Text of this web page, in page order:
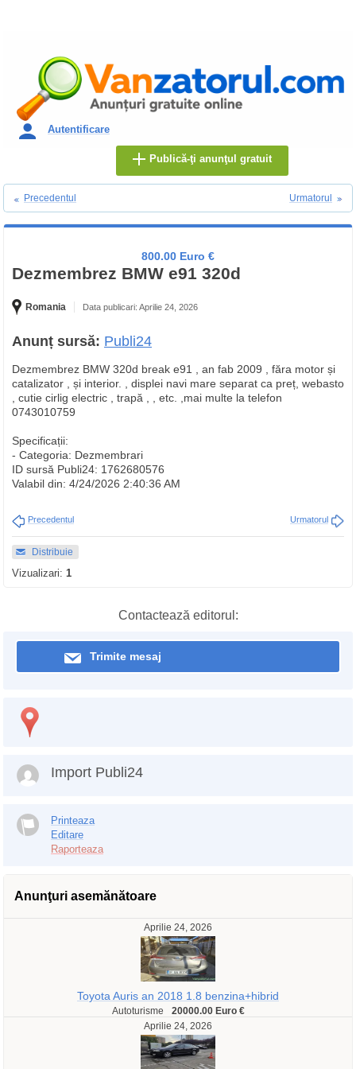
Autentificare
Publică-ţi anunţul gratuit
Precedentul Urmatorul
800.00 Euro €
Dezmembrez BMW e91 320d
Romania Data publicari: Aprilie 24, 2026
Anunț sursă: Publi24
Dezmembrez BMW 320d break e91 , an fab 2009 , făra motor și
catalizator , și interior. , displei navi mare separat ca preț, webasto
, cutie cirlig electric , trapă , , etc. ,mai multe la telefon
0743010759
Specificații:
- Categoria: Dezmembrari
ID sursă Publi24: 1762680576
Valabil din: 4/24/2026 2:40:36 AM
Precedentul Urmatorul
Distribuie
Vizualizari: 1
Contactează editorul:
Trimite mesaj
Import Publi24
Printeaza
Editare
Raporteaza
Anunţuri asemănătoare
Aprilie 24, 2026
Toyota Auris an 2018 1.8 benzina+hibrid
Autoturisme
20000.00 Euro €
Aprilie 24, 2026